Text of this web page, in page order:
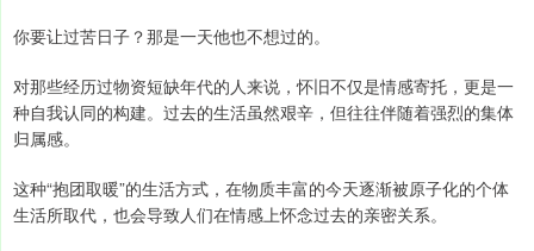
你要让过苦日子？那是一天他也不想过的。
对那些经历过物资短缺年代的人来说，怀旧不仅是情感寄托，更是一
种自我认同的构建。过去的生活虽然艰辛，但往往伴随着强烈的集体
归属感。
这种“抱团取暖”的生活方式，在物质丰富的今天逐渐被原子化的个体
生活所取代，也会导致人们在情感上怀念过去的亲密关系。